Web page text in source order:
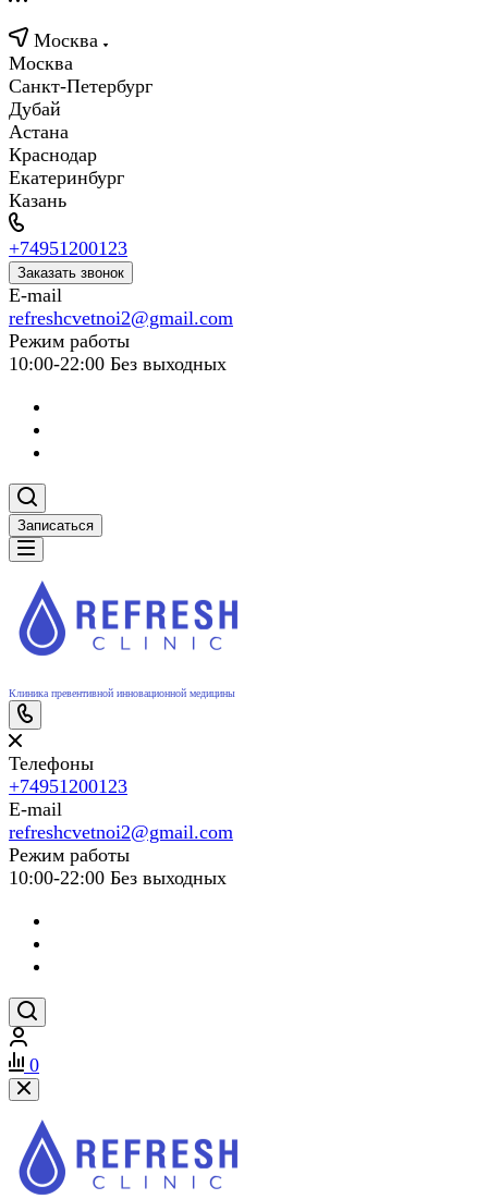
Москва
Москва
Санкт-Петербург
Дубай
Астана
Краснодар
Екатеринбург
Казань
+74951200123
Заказать звонок
E-mail
refreshcvetnoi2@gmail.com
Режим работы
10:00-22:00 Без выходных
Записаться
Клиника превентивной инновационной медицины
Телефоны
+74951200123
E-mail
refreshcvetnoi2@gmail.com
Режим работы
10:00-22:00 Без выходных
0